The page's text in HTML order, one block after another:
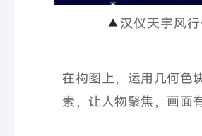
▲汉仪天宇风
在构图上，运用几何色
素，让人物聚焦，画面